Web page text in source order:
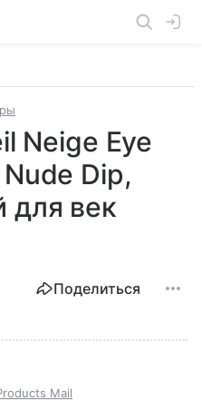
Neige Eye
Dip,
для век
Поделиться
Mail